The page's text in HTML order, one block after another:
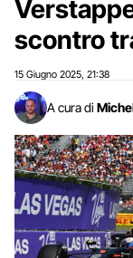
scontro
15 Giugno 2025 21:38
A cura di